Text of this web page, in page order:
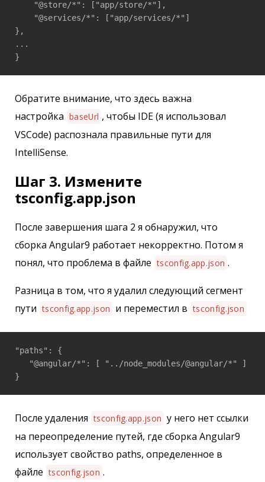
    "@store/*": ["app/store/*"],
    "@services/*": ["app/services/*"]
},
...
Обратите внимание, что здесь важна
настройка baseUrl , чтобы IDE (я использовал
VSCode) распознала правильные пути для
IntelliSense.
Шаг 3. Измените
tsconfig.app.json
После завершения шага 2 я обнаружил, что
сборка Angular9 работает некорректно. Потом я
понял, что проблема в файле tsconfig.app.json .
Разница в том, что я удалил следующий сегмент
пути tsconfig.app.json и переместил в tsconfig.json
"paths": {
   "@angular/*": [ "../node_modules/@angular/*" ]
После удаления tsconfig.app.json у него нет ссылки
на переопределение путей, где сборка Angular9
использует свойство paths, определенное в
файле tsconfig.json .